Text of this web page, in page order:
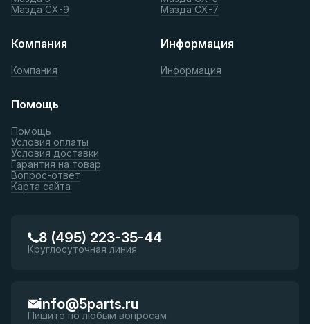
Мазда СХ-9
Мазда СХ-7
Компания
Компания
Информация
Информация
Помощь
Помощь
Условия оплаты
Условия доставки
Гарантия на товар
Вопрос-ответ
Карта сайта
8 (495) 223-35-44
Круглосуточная линия
info@5parts.ru
Пишите по любым вопросам